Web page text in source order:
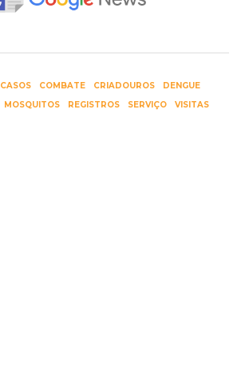
CASOS COMBATE CRIADOUROS
DENGUE
MOSQUITOS REGISTROS SERVIÇO VISITAS